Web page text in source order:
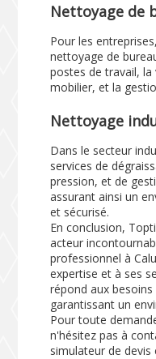
Nettoyage de
Pour les
nettoyage de
postes de travail,
mobilier, et la
Nettoyage
Dans le secteur
services de
pression, et de
assurant ainsi un
et sécurisé.
En conclusion,
acteur
professionnel à
expertise et à ses
répond aux
garantissant un
Pour toute
n'hésitez pas à
simulateur de devis